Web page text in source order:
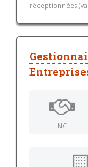
réceptionnées
NC